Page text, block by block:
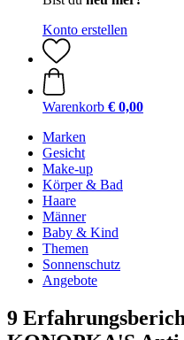
Konto erstellen
Warenkorb € 0,00
Marken
Gesicht
Make-up
Körper & Bad
Haare
Männer
Baby & Kind
Themen
Sonnenschutz
Angebote
9